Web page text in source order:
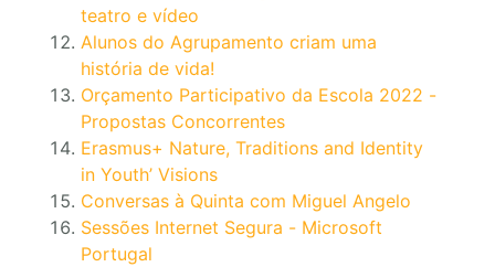
teatro e vídeo
Alunos do Agrupamento criam uma
história de vida!
Orçamento Participativo da Escola 2022 -
Propostas Concorrentes
Erasmus+ Nature, Traditions and Identity
in Youth’ Visions
Conversas à Quinta com Miguel Angelo
Sessões Internet Segura - Microsoft
Portugal